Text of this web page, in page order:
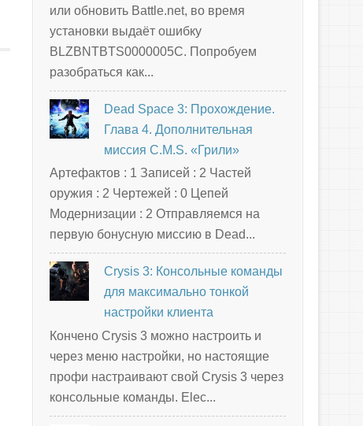
или обновить Battle.net, во время
установки выдаёт ошибку
BLZBNTBTS0000005C. Попробуем
разобраться как...
Dead Space 3: Прохождение.
Глава 4. Дополнительная
миссия C.M.S. «Грили»
Артефактов : 1 Записей : 2 Частей
оружия : 2 Чертежей : 0 Цепей
Модернизации : 2 Отправляемся на
первую бонусную миссию в Dead...
Crysis 3: Консольные команды
для максимально тонкой
настройки клиента
Кончено Crysis 3 можно настроить и
через меню настройки, но настоящие
профи настраивают свой Crysis 3 через
консольные команды. Elec...